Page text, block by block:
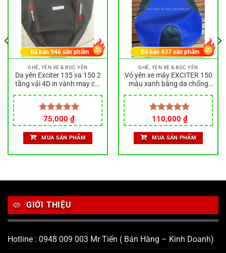
GHẾ, YÊN XE & BỌC YÊN
Da yên Exciter 135 va 150 2
tầng vải 4D in vành may chỉ
Được xếp
hạng5.00
5 sao
75,000 ₫
Đã bán946 sản phẩm
MUA SẢN PHẨM
GHẾ, YÊN XE & BỌC YÊN
Vỏ yên xe máy EXCITER 150
màu xanh bằng da chống
tốt
Được xếp
hạng5.00
5 sao
110,000 ₫
Đã bán437 sản phẩm
MUA SẢN PHẨM
GIỚI THIỆU
Hotline : 0948 009 003 Mr Tiến ( Bán Hàng – Kinh Doanh)